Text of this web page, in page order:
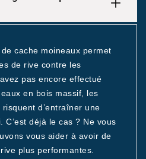
cache moineaux permet
de rive contre les
pas encore effectué
en bois massif, les
d’entraîner une
C’est déjà le cas ? Ne vous
vous aider à avoir de
plus performantes.